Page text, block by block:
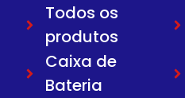
Todos os
produtos
Caixa de
Bateria